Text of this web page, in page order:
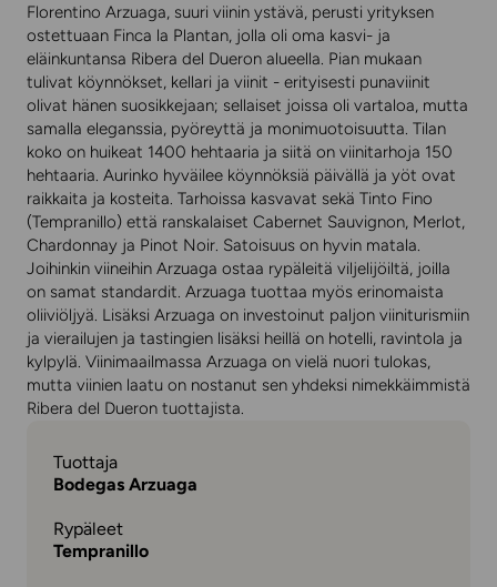
Florentino Arzuaga, suuri viinin ystävä, perusti yrityksen
ostettuaan Finca la Plantan, jolla oli oma kasvi- ja
eläinkuntansa Ribera del Dueron alueella. Pian mukaan
tulivat köynnökset, kellari ja viinit - erityisesti punaviinit
olivat hänen suosikkejaan; sellaiset joissa oli vartaloa, mutta
samalla eleganssia, pyöreyttä ja monimuotoisuutta. Tilan
koko on huikeat 1400 hehtaaria ja siitä on viinitarhoja 150
hehtaaria. Aurinko hyväilee köynnöksiä päivällä ja yöt ovat
raikkaita ja kosteita. Tarhoissa kasvavat sekä Tinto Fino
(Tempranillo) että ranskalaiset Cabernet Sauvignon, Merlot,
Chardonnay ja Pinot Noir. Satoisuus on hyvin matala.
Joihinkin viineihin Arzuaga ostaa rypäleitä viljelijöiltä, joilla
on samat standardit. Arzuaga tuottaa myös erinomaista
oliiviöljyä. Lisäksi Arzuaga on investoinut paljon viiniturismiin
ja vierailujen ja tastingien lisäksi heillä on hotelli, ravintola ja
kylpylä. Viinimaailmassa Arzuaga on vielä nuori tulokas,
mutta viinien laatu on nostanut sen yhdeksi nimekkäimmistä
Ribera del Dueron tuottajista.
Tuottaja
Bodegas Arzuaga
Rypäleet
Tempranillo